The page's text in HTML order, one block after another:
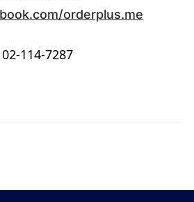
orderplus.me
114-7287